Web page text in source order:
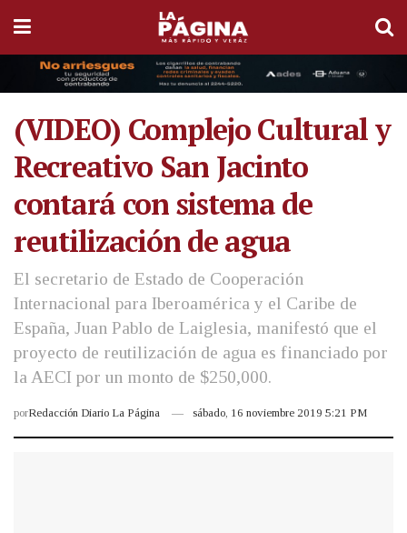
(VIDEO) Complejo Cultural y
Recreativo San Jacinto
contará con sistema de
reutilización de agua
El secretario de Estado de Cooperación
Internacional para Iberoamérica y el Caribe de
España, Juan Pablo de Laiglesia, manifestó que el
proyecto de reutilización de agua es financiado por
la AECI por un monto de $250,000.
porRedacción Diario La Página sábado, 16 noviembre 2019 5:21 PM